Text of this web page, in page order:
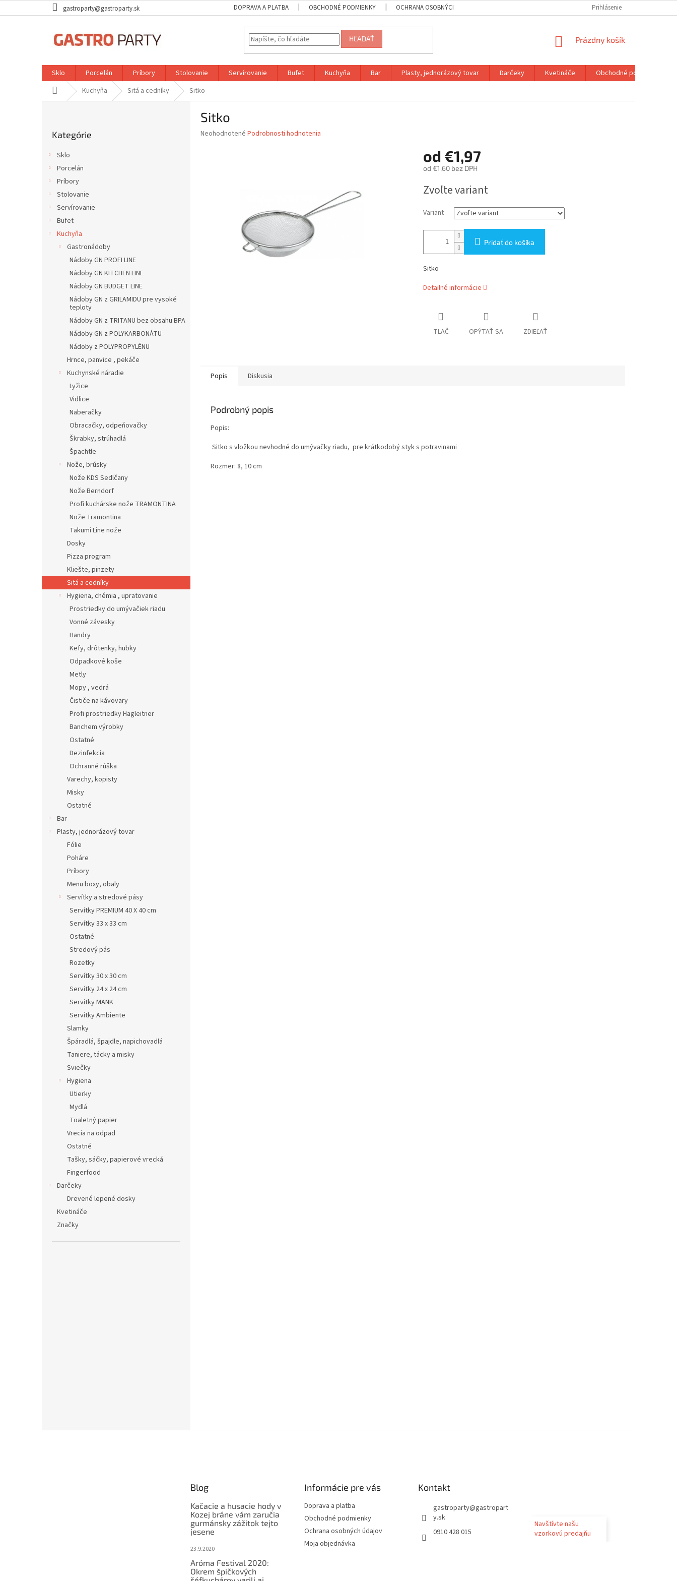
na
gastroparty@gastroparty.sk DOPRAVA A PLATBA OBCHODNÉ PODMIENKY OCHRANA OSOBNÝCH ÚDAJOV Prihlásenie
HĽADAŤ
NÁKUPNÝ
Prázdny košík
Sklo Porcelán Príbory Stolovanie Servírovanie Bufet Kuchyňa Bar Plasty, jednorázový tovar Darčeky Kvetináče
Obchodné podmienky
DomovKuchyňa Sitá a cedníky Sitko
kategórie
Kategórie
Sklo
Porcelán
Príbory
Stolovanie
Servírovanie
Bufet
Kuchyňa
Gastronádoby
Nádoby GN PROFI LINE
Nádoby GN KITCHEN LINE
Nádoby GN BUDGET LINE
Nádoby GN z GRILAMIDU pre vysoké
teploty
Nádoby GN z TRITANU bez obsahu BPA
Nádoby GN z POLYKARBONÁTU
Nádoby z POLYPROPYLÉNU
Hrnce, panvice , pekáče
Kuchynské náradie
Lyžice
Vidlice
Naberačky
Obracačky, odpeňovačky
Škrabky, strúhadlá
Špachtle
Nože, brúsky
Nože KDS Sedlčany
Nože Berndorf
Profi kuchárske nože TRAMONTINA
Nože Tramontina
Takumi Line nože
Dosky
Pizza program
Kliešte, pinzety
Sitá a cedníky
Hygiena, chémia , upratovanie
Prostriedky do umývačiek riadu
Vonné závesky
Handry
Kefy, drôtenky, hubky
Odpadkové koše
Metly
Mopy , vedrá
Čističe na kávovary
Profi prostriedky Hagleitner
Banchem výrobky
Ostatné
Dezinfekcia
Ochranné rúška
Varechy, kopisty
Misky
Ostatné
Bar
Plasty, jednorázový tovar
Fólie
Poháre
Príbory
Menu boxy, obaly
Servítky a stredové pásy
Servítky PREMIUM 40 X 40 cm
Servítky 33 x 33 cm
Ostatné
Stredový pás
Rozetky
Servítky 30 x 30 cm
Servítky 24 x 24 cm
Servítky MANK
Servítky Ambiente
Slamky
Špáradlá, špajdle, napichovadlá
Taniere, tácky a misky
Sviečky
Hygiena
Utierky
Mydlá
Toaletný papier
Vrecia na odpad
Ostatné
Tašky, sáčky, papierové vrecká
Fingerfood
Darčeky
Drevené lepené dosky
Kvetináče
Značky
Sitko
Priemerné
Neohodnotené Podrobnosti hodnotenia
od €1,97
od €1,60bez DPH
cena:
Zvoľte variant
Variant
Pridať do košíka
Sitko
Detailné informácie
TLAČ OPÝTAŤ SA ZDIEĽAŤ
Popis Diskusia
Podrobný popis
Popis:
Sitko s vložkou nevhodné do umývačky riadu, pre krátkodobý styk s potravinami
Rozmer: 8, 10 cm
Blog
Kačacie a husacie hody v
Kozej bráne vám zaručia
gurmánsky zážitok tejto
jesene
23.9.2020
Aróma Festival 2020:
Okrem špičkových
Informácie pre vás
Doprava a platba
Obchodné podmienky
Ochrana osobných údajov
Moja objednávka
Kontakt
gastroparty@gastropart
y.sk
0910 428 015
Navštívte našu
vzorkovú predajňu